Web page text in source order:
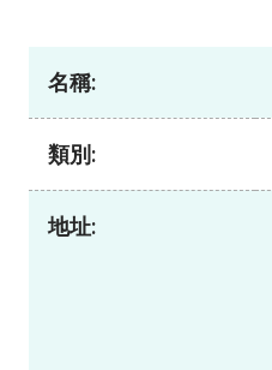
規則及標準
資料庫
名稱:
類別:
地址: